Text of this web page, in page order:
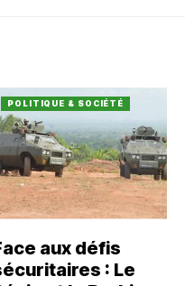
POLITIQUE & SOCIÉTÉ
aux défis
: Le